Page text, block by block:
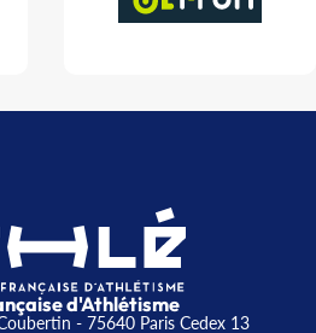
d'Athlétisme
- 75640 Paris Cedex 13